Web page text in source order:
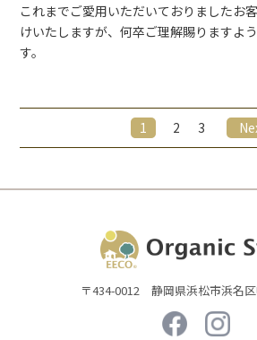
これまでご愛用いただいておりましたお
けいたしますが、何卒ご理解賜りますよ
す。
1 2 3
〒434-0012 静岡県浜松市浜名